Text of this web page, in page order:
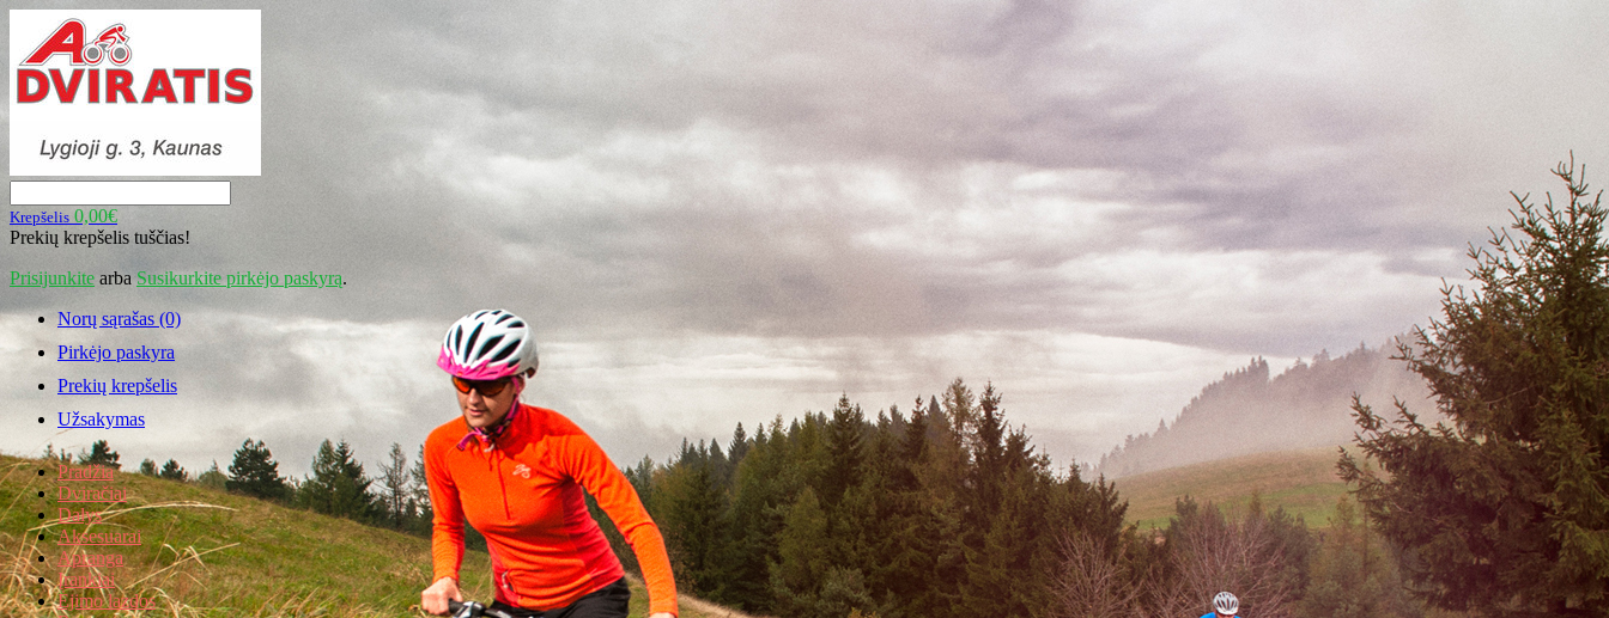
Krepšelis 0,00€
Prekių krepšelis tuščias!
Prisijunkite arbaSusikurkite pirkėjo paskyrą.
Norų sąrašas (0)
Pirkėjo paskyra
Prekių krepšelis
Užsakymas
Pradžia
Dviračiai
Dalys
Aksesuarai
Apranga
Įrankiai
Ėjimo lazdos